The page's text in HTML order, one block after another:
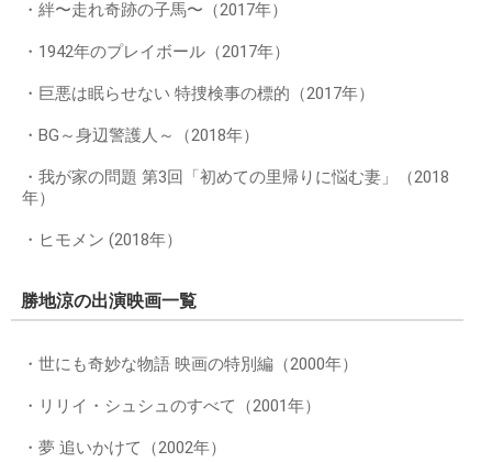
・絆〜走れ奇跡の子馬〜（2017年）
・1942年のプレイボール（2017年）
・巨悪は眠らせない 特捜検事の標的（2017年）
・BG～身辺警護人～（2018年）
・我が家の問題 第3回「初めての里帰りに悩む妻」（2018
年）
・ヒモメン (2018年）
勝地涼の出演映画一覧
・世にも奇妙な物語 映画の特別編（2000年）
・リリイ・シュシュのすべて（2001年）
・夢 追いかけて（2002年）